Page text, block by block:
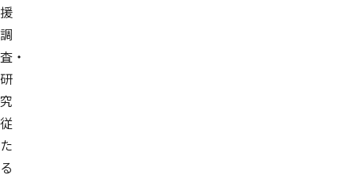
援
調
査・
研
究
従
た
る